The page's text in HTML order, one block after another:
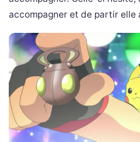
accompagner et de partir elle